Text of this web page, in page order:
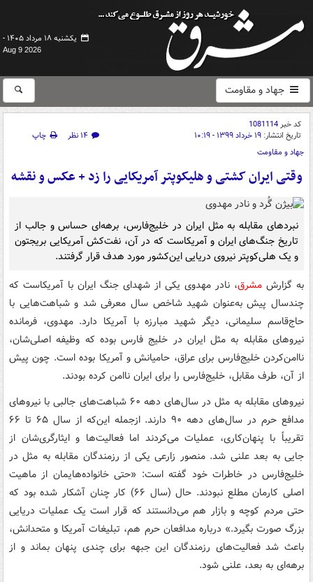
یکشنبه ۱۸ مرداد ۱۴۰۵ -
Aug 9 2026
جهاد و مقاومت
کد خبر1081114
تاریخ انتشار: ۱۹ خرداد ۱۳۹۹ - ۱۰:۱۹ ۱۴ نظر
چاپ
جهاد و مقاومت
وقتی ایران کشتی و هلیکوپتر آمریکایی را زد + عکس و نقشه
نبردهای مقابله به‌ مثل ایران در خلیج‌فارس، برهه‌ای حساس و جالب از
تاریخ جنگ‌های ایران و آمریکاست که در آن، نفت‌کش آمریکایی بریجتون
و یک‌ هلی‌کوپتر نیروی دریایی این‌کشور مورد هدف قرار گرفتند.
به گزارش مشرق، نادر مهدوی یکی از شهدای جنگ ایران با آمریکاست که
چندسال پیش به‌عنوان شهید شاخص سال معرفی شد و شباهت‌هایی با
حاج‌قاسم سلیمانی، دیگر شهید مبارزه با آمریکا دارد. مهدوی، فرمانده
نیروهای مقابله به مثل ایران در خلیج فارس بوده که وظیفه اصلی‌شان،
ناامن‌کردن خلیج‌فارس برای عراق، حامیانش و آمریکا بوده است. چون پیش
از آن، طرف مقابل، خلیج‌فارس را برای ایران ناامن کرده بودند.
نیروهای مقابله به مثل در سال‌های دهه ۶۰ شباهت‌های جالبی با نیروهای
مدافع حرم در سال‌های دهه ۹۰ دارند. ازجمله این‌که از سال ۶۵ تا ۶۶
تقریباً با پنهان‌کاری، عملیات می‌کردند اما فعالیت‌ها و ایثارگری‌شان از
جایی به بعد علنی شد. منصور زارعی یکی از رزمندگان مقابله به مثل در
خلیج‌فارس در خاطرات خود گفته است: «حتی خانواده‌هایمان از ماهیت
اصلی کارمان مطلع نبودند. حال (سال ۶۶) کار چنان آشکار شده بود که
حتی مردم کوچه و بازار هم می‌دانستند که قرار است یک عملیات دریایی
بزرگ صورت بگیرد.» درباره مدافعان حرم هم، تبلیغات آمریکا و متحدانش،
باعث شد فعالیت‌های رزمندگان این جبهه برای چندی پنهان بماند و از
برهه‌ای به بعد، علنی شود.